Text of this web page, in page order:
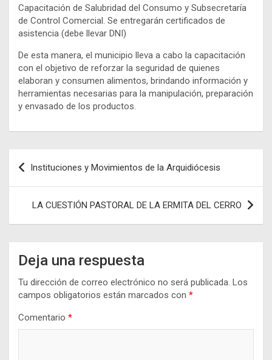
Capacitación de Salubridad del Consumo y Subsecretaría
de Control Comercial. Se entregarán certificados de
asistencia (debe llevar DNI)
De esta manera, el municipio lleva a cabo la capacitación
con el objetivo de reforzar la seguridad de quienes
elaboran y consumen alimentos, brindando información y
herramientas necesarias para la manipulación, preparación
y envasado de los productos.
Navegación
de
entradas
Instituciones y Movimientos de la Arquidiócesis
LA CUESTIÓN PASTORAL DE LA ERMITA DEL CERRO
Deja una respuesta
Tu dirección de correo electrónico no será publicada. Los
campos obligatorios están marcados con *
Comentario *